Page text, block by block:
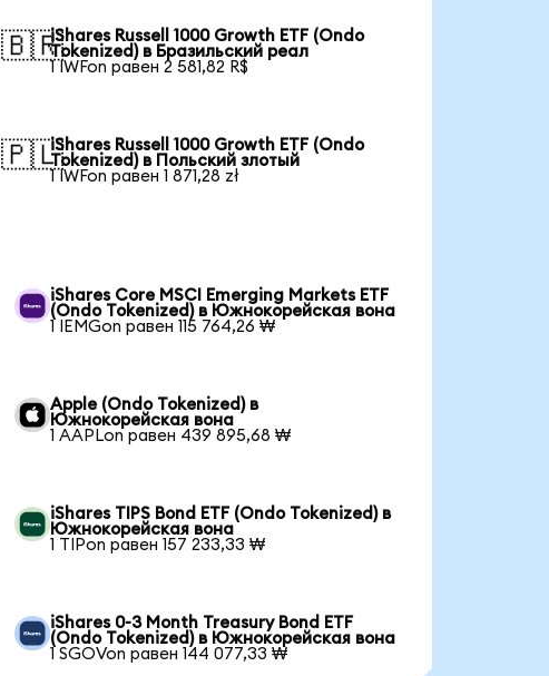
🇧🇷iShares Russell 1000 Growth ETF (Ondo
Tokenized) в Бразильский реал
1 IWFon равен 2 581,82 R$
🇵🇱iShares Russell 1000 Growth ETF (Ondo
Tokenized) в Польский злотый
1 IWFon равен 1 871,28 zł
iShares Core MSCI Emerging Markets ETF
(Ondo Tokenized) в Южнокорейская вона
1 IEMGon равен 115 764,26 ₩
Apple (Ondo Tokenized) в
Южнокорейская вона
1 AAPLon равен 439 895,68 ₩
iShares TIPS Bond ETF (Ondo Tokenized) в
Южнокорейская вона
1 TIPon равен 157 233,33 ₩
iShares 0-3 Month Treasury Bond ETF
(Ondo Tokenized) в Южнокорейская вона
1 SGOVon равен 144 077,33 ₩